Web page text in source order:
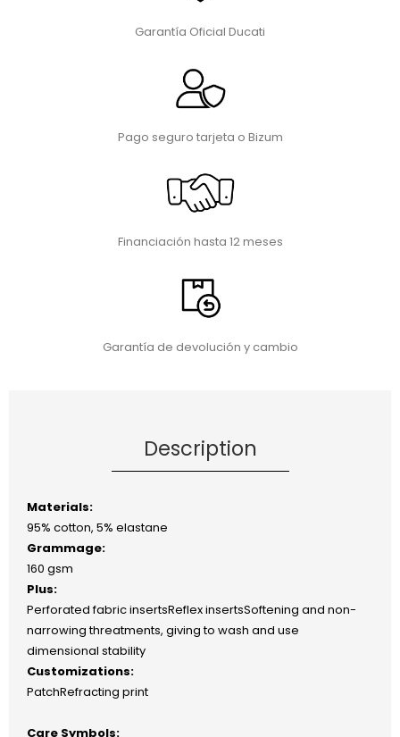
Garantía Oficial Ducati
Pago seguro tarjeta o Bizum
Financiación hasta 12 meses
Garantía de devolución y cambio
Description
Materials:
95% cotton, 5% elastane
Grammage:
160 gsm
Plus:
Perforated fabric insertsReflex insertsSoftening and non-
narrowing threatments, giving to wash and use
dimensional stability
Customizations:
PatchRefracting print
Care Symbols: